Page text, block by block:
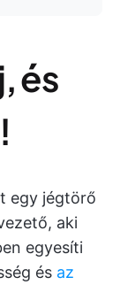
és
egy jégtörő
aki
egyesíti
és az